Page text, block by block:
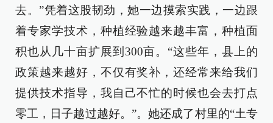
去。”凭着这股韧劲，她一边摸索实践，一边跟
着专家学技术，种植经验越来越丰富，种植面
积也从几十亩扩展到300亩。“这些年，县上的
政策越来越好，不仅有奖补，还经常来给我们
提供技术指导，我自己不忙的时候也会去打点
零工，日子越过越好。”。她还成了村里的“土专